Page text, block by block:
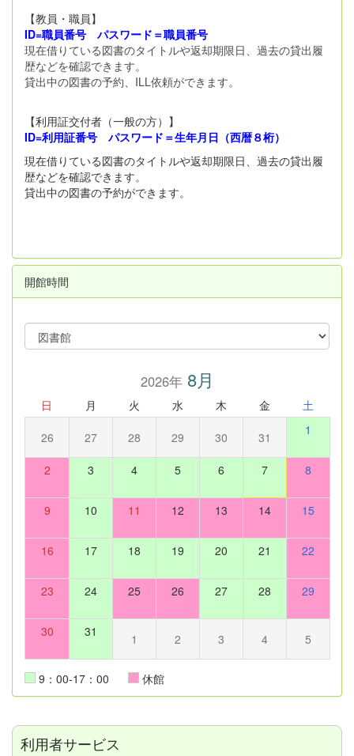
【教員・職員】
ID=職員番号 パスワード＝職員番号
現在借りている図書のタイトルや返却期限日、過去の貸出履
歴などを確認できます。
貸出中の図書の予約、ILL依頼ができます。
【利用証交付者（一般の方）】
ID=利用証番号 パスワード＝生年月日（西暦８桁）
現在借りている図書のタイトルや返却期限日、過去の貸出履
歴などを確認できます。
貸出中の図書の予約ができます。
開館時間
2026年8月
日 月 火 水 木 金 土
26 27 28 29 30 31 1
2 3 4 5 6 7 8
9 10 11 12 13 14 15
16 17 18 19 20 21 22
23 24 25 26 27 28 29
30 31 1 2 3 4 5
9：00-17：00 休館
利用者サービス